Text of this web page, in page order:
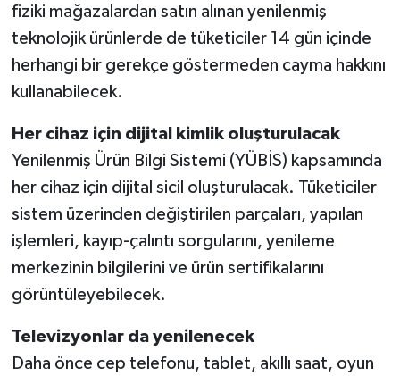
fiziki mağazalardan satın alınan yenilenmiş
teknolojik ürünlerde de tüketiciler 14 gün içinde
herhangi bir gerekçe göstermeden cayma hakkını
kullanabilecek.
Her cihaz için dijital kimlik oluşturulacak
Yenilenmiş Ürün Bilgi Sistemi (YÜBİS) kapsamında
her cihaz için dijital sicil oluşturulacak. Tüketiciler
sistem üzerinden değiştirilen parçaları, yapılan
işlemleri, kayıp-çalıntı sorgularını, yenileme
merkezinin bilgilerini ve ürün sertifikalarını
görüntüleyebilecek.
Televizyonlar da yenilenecek
Daha önce cep telefonu, tablet, akıllı saat, oyun